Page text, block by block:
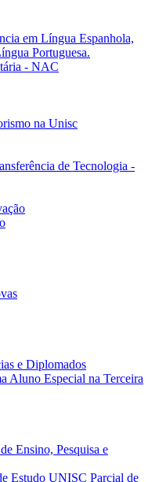
em Língua Espanhola,
Portuguesa.
- NAC
na Unisc
de Tecnologia -
e Diplomados
Aluno Especial na Terceira
Ensino, Pesquisa e
Estudo UNISC Parcial de